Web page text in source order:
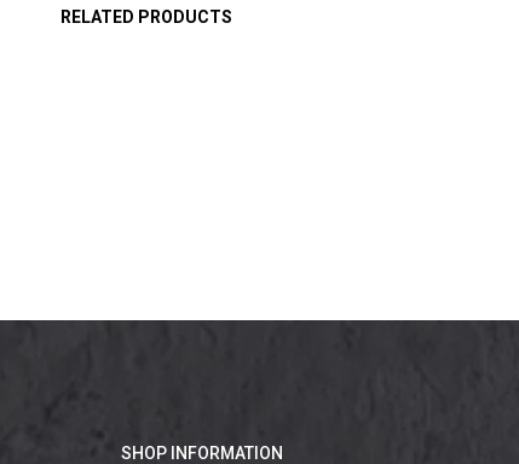
RELATED PRODUCTS
SHOP INFORMATION